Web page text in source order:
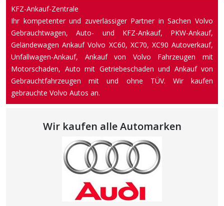
KFZ-Ankauf-Zentrale
Ihr kompetenter und zuverlässiger Partner in Sachen Volvo
Gebrauchtwagen, Auto- und KFZ-Ankauf, PKW-Ankauf,
Geländewagen Ankauf Volvo XC60, XC70, XC90 Autoverkauf,
Unfallwagen-Ankauf, Ankauf von Volvo Fahrzeugen mit
Motorschaden, Auto mit Getriebeschaden und Ankauf von
Gebrauchtfahrzeugen mit und ohne TÜV. Wir kaufen
gebrauchte Volvo Autos an.
Wir kaufen alle Automarken